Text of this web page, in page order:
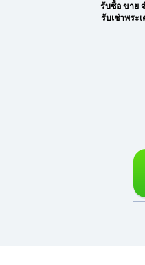
รับซื้อ ขาย
รับเช่าพระ